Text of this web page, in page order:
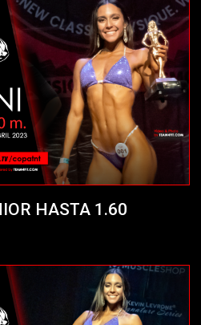
HASTA 1.60